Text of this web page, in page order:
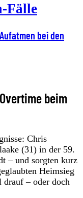
Fälle
bei den
beim
Chris
(31) in der 59.
– und sorgten kurz
Heimsieg
drauf – oder doch